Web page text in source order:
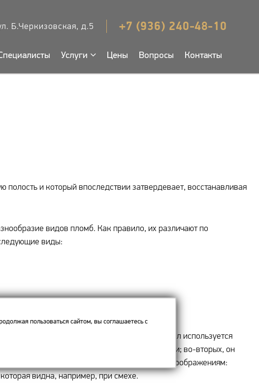
Б.Черкизовская, д.5 +7 (936) 240-48-10
Услуги Цены Вопросы Контакты
полость и который впоследствии затвердевает, восстанавливая
видов пломб. Как правило, их различают по
виды:
и ртути). В настоящее время этот материал используется
время идут споры по поводу его токсичности; во-вторых, он
его реже применяют по эстетическим соображениям:
видна, например, при смехе.
пользоваться сайтом, вы соглашаетесь с